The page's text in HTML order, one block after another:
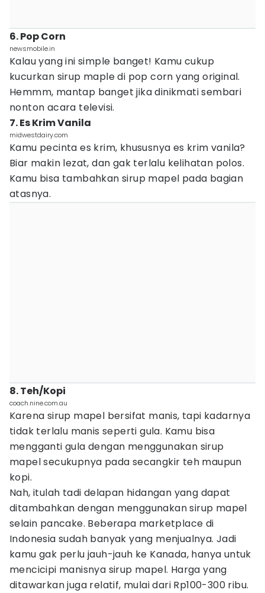
6. Pop Corn
newsmobile.in
Kalau yang ini simple banget! Kamu cukup
kucurkan sirup maple di pop corn yang original.
Hemmm, mantap banget jika dinikmati sembari
nonton acara televisi.
7. Es Krim Vanila
midwestdairy.com
Kamu pecinta es krim, khususnya es krim vanila?
Biar makin lezat, dan gak terlalu kelihatan polos.
Kamu bisa tambahkan sirup mapel pada bagian
atasnya.
8. Teh/Kopi
coach.nine.com.au
Karena sirup mapel bersifat manis, tapi kadarnya
tidak terlalu manis seperti gula. Kamu bisa
mengganti gula dengan menggunakan sirup
mapel secukupnya pada secangkir teh maupun
kopi.
Nah, itulah tadi delapan hidangan yang dapat
ditambahkan dengan menggunakan sirup mapel
selain pancake. Beberapa marketplace di
Indonesia sudah banyak yang menjualnya. Jadi
kamu gak perlu jauh-jauh ke Kanada, hanya untuk
mencicipi manisnya sirup mapel. Harga yang
ditawarkan juga relatif, mulai dari Rp100-300 ribu.